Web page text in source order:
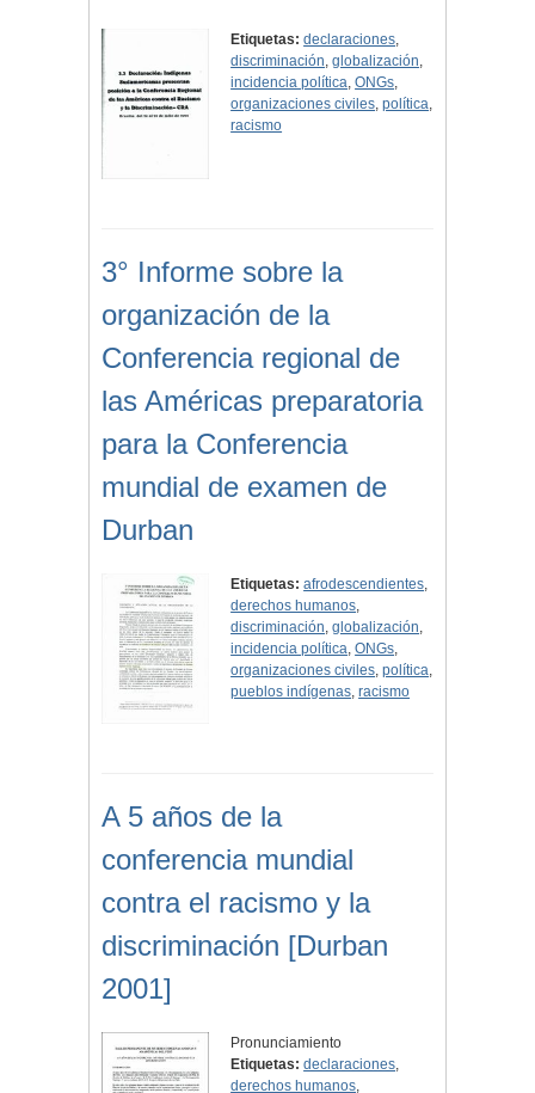
Etiquetas: declaraciones,
discriminación,globalización,
incidencia política,ONGs,
organizaciones civiles,política,
racismo
3° Informe sobre la
organización de la
Conferencia regional de
las Américas preparatoria
para la Conferencia
mundial de examen de
Durban
Etiquetas: afrodescendientes,
derechos humanos,
discriminación,globalización,
incidencia política,ONGs,
organizaciones civiles,política,
pueblos indígenas,racismo
A 5 años de la
conferencia mundial
contra el racismo y la
discriminación [Durban
2001]
Pronunciamiento
Etiquetas: declaraciones,
derechos humanos,